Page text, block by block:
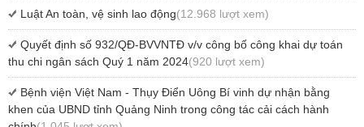
Luật An toàn, vệ sinh lao động(12.968 lượt xem)
Quyết định số 932/QĐ-BVVNTĐ v/v công bố công khai dự toán
thu chi ngân sách Quý 1 năm 2024(920 lượt xem)
Bệnh viện Việt Nam - Thụy Điển Uông Bí vinh dự nhận bằng
khen của UBND tỉnh Quảng Ninh trong công tác cải cách hành